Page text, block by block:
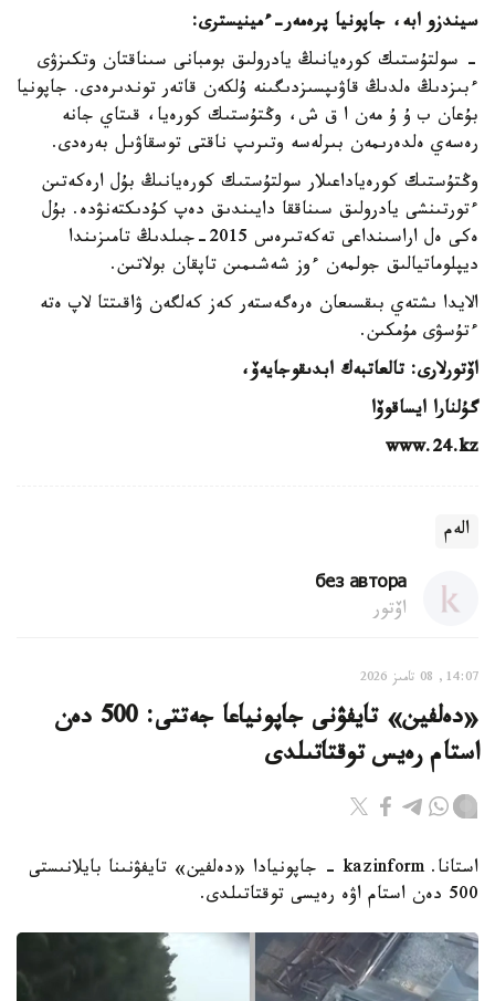
سيندزو ابە، جاپونيا پرەمەر-ءمينيسترى:
- سولتۇستىك كورەيانىڭ يادرولىق بومبانى سىناقتان وتكىزۋى
ءبىزدىڭ ەلدىڭ قاۋىپسىزدىگىنە ۇلكەن قاتەر توندىرەدى. جاپونيا
بۇعان ب ۇ ۇ مەن ا ق ش، وڭتۇستىك كورەيا، قىتاي جانە
رەسەي ەلدەرىمەن بىرلەسە وتىرىپ ناقتى توسقاۋىل بەرەدى.
وڭتۇستىك كورەياداعىلار سولتۇستىك كورەيانىڭ بۇل ارەكەتىن
ءتورتىنشى يادرولىق سىناققا دايىندىق دەپ كۇدىكتەنۋدە. بۇل
ەكى ەل اراسىنداعى تەكەتىرەس 2015-جىلدىڭ تامىزىندا
ديپلوماتيالىق جولمەن ءوز شەشىمىن تاپقان بولاتىن.
الايدا ىشتەي بىقسىعان ەرەگەستەر كەز كەلگەن ۋاقىتتا لاپ ەتە
ءتۇسۋى مۇمكىن.
اۆتورلارى: تالعاتبەك ابدىقوجايەۆ،
گۇلنارا ايساقوۆا
www.24.kz
الەم
без автора
اۆتور
14:07, 08 تامىز 2026
«دەلفين» تايفۋنى جاپونياعا جەتتى: 500 دەن
استام رەيس توقتاتىلدى
استانا. kazinform - جاپونيادا «دەلفين» تايفۋنىنا بايلانىستى
500 دەن استام اۋە رەيسى توقتاتىلدى.